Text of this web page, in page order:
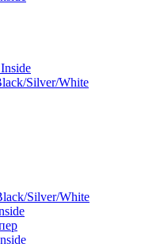
Silver/White
Silver/White